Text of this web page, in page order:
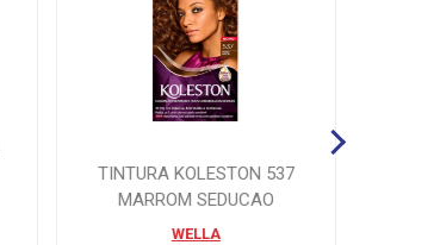
TINTURA KOLESTON 537
MARROM SEDUCAO
WELLA